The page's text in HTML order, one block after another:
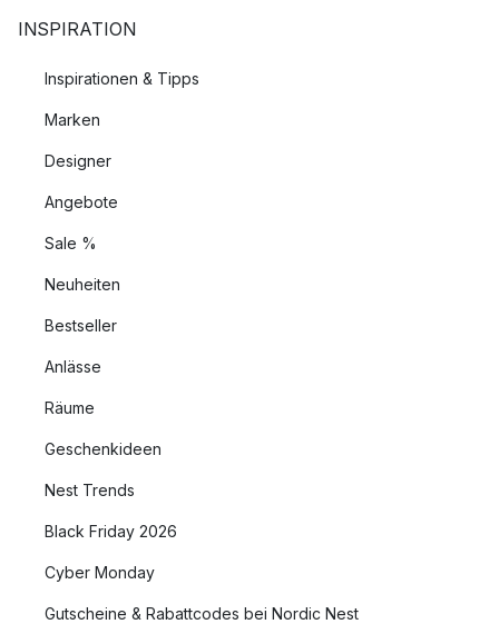
INSPIRATION
Inspirationen & Tipps
Marken
Designer
Angebote
Sale %
Neuheiten
Bestseller
Anlässe
Räume
Geschenkideen
Nest Trends
Black Friday 2026
Cyber Monday
Gutscheine & Rabattcodes bei Nordic Nest